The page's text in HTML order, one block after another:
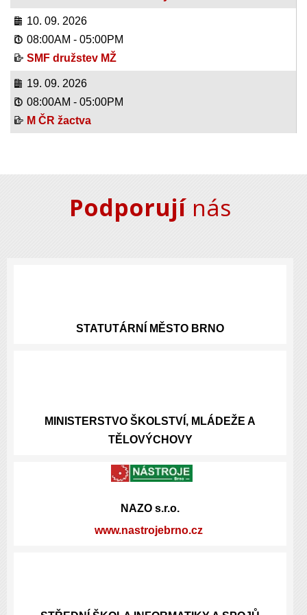
10. 09. 2026
08:00AM - 05:00PM
SMF družstev MŽ
19. 09. 2026
08:00AM - 05:00PM
M ČR žactva
Podporujínás
STATUTÁRNÍ MĚSTO BRNO
MINISTERSTVO ŠKOLSTVÍ, MLÁDEŽE A
TĚLOVÝCHOVY
NAZO s.r.o.
www.nastrojebrno.cz